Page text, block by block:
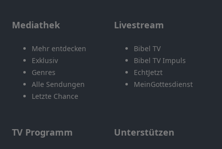
Mediathek
Mehr entdecken
Exklusiv
Genres
Alle Sendungen
Letzte Chance
Livestream
Bibel TV
Bibel TV Impuls
EchtJetzt
MeinGottesdienst
TV Programm Unterstützen